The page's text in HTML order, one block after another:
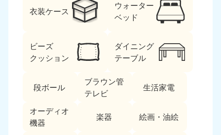
衣装ケース
ウォーター
ベッド
ビーズ
クッション
ダイニング
テーブル
段ボール
ブラウン管
テレビ
生活家電
オーディオ
機器
楽器 絵画・油絵